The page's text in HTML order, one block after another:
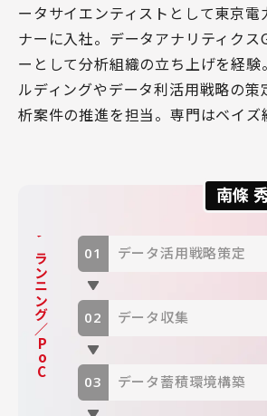
ータサイエンティストとして東京電
ナーに入社。データアナリティクス
ーとして分析組織の立ち上げを経験
ルディングやデータ利活用戦略の策
析案件の推進を担当。専門はベイズ
南條
プランニング／PoC データ活用戦略策定
データ収集
データ蓄積環境構築